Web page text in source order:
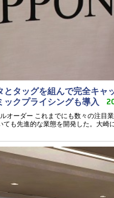
タッグを組んで完全キ
クプライシングも導入
オーダー これまでにも数々の注
も先進的な業態を開発した。大